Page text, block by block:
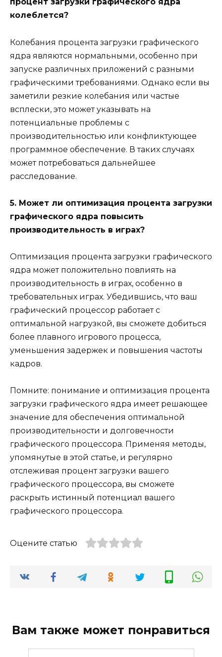
процент загрузки графического ядра
колеблется?
Колебания процента загрузки графического
ядра являются нормальными, особенно при
запуске различных приложений с разными
графическими требованиями. Однако если вы
заметили резкие колебания или частые
всплески, это может указывать на
потенциальные проблемы с
производительностью или конфликтующее
программное обеспечение. В таких случаях
может потребоваться дальнейшее
расследование.
5. Может ли оптимизация процента загрузки
графического ядра повысить
производительность в играх?
Оптимизация процента загрузки графического
ядра может положительно повлиять на
производительность в играх, особенно в
требовательных играх. Убедившись, что ваш
графический процессор работает с
оптимальной нагрузкой, вы сможете добиться
более плавного игрового процесса,
уменьшения задержек и повышения частоты
кадров.
Помните: понимание и оптимизация процента
загрузки графического ядра имеет решающее
значение для обеспечения оптимальной
производительности и долговечности
графического процессора. Применяя методы,
упомянутые в этой статье, и регулярно
отслеживая процент загрузки вашего
графического процессора, вы сможете
раскрыть истинный потенциал вашего
графического процессора.
Оцените статью
Вам также может понравиться